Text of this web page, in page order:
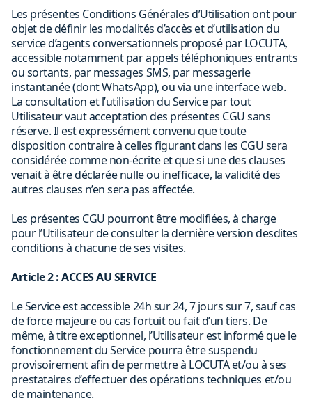
Les présentes Conditions Générales d’Utilisation ont pour
objet de définir les modalités d’accès et d’utilisation du
service d’agents conversationnels proposé par LOCUTA,
accessible notamment par appels téléphoniques entrants
ou sortants, par messages SMS, par messagerie
instantanée (dont WhatsApp), ou via une interface web.
La consultation et l’utilisation du Service par tout
Utilisateur vaut acceptation des présentes CGU sans
réserve. Il est expressément convenu que toute
disposition contraire à celles figurant dans les CGU sera
considérée comme non-écrite et que si une des clauses
venait à être déclarée nulle ou inefficace, la validité des
autres clauses n’en sera pas affectée.
Les présentes CGU pourront être modifiées, à charge
pour l’Utilisateur de consulter la dernière version desdites
conditions à chacune de ses visites.
Article 2 : ACCES AU SERVICE
Le Service est accessible 24h sur 24, 7 jours sur 7, sauf cas
de force majeure ou cas fortuit ou fait d’un tiers. De
même, à titre exceptionnel, l’Utilisateur est informé que le
fonctionnement du Service pourra être suspendu
provisoirement afin de permettre à LOCUTA et/ou à ses
prestataires d’effectuer des opérations techniques et/ou
de maintenance.